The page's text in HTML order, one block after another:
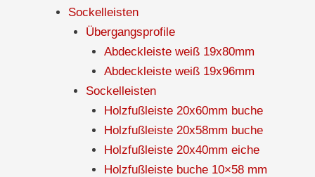
Sockelleisten
Übergangsprofile
Abdeckleiste weiß 19x80mm
Abdeckleiste weiß 19x96mm
Sockelleisten
Holzfußleiste 20x60mm buche
Holzfußleiste 20x58mm buche
Holzfußleiste 20x40mm eiche
Holzfußleiste buche 10×58 mm